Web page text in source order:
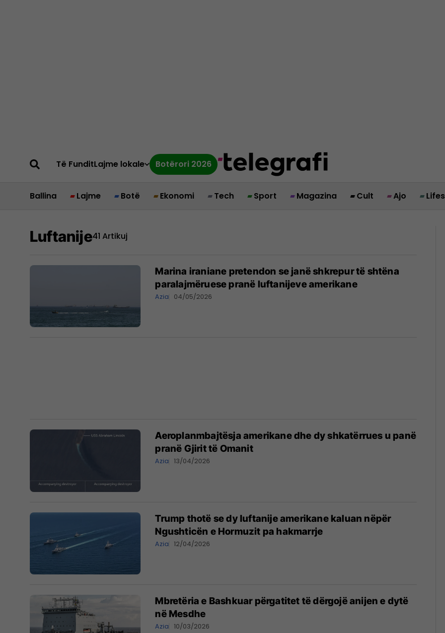
Të FunditLajme lokale Botërori 2026
Ballina Lajme Botë Ekonomi Tech Sport Magazina Cult Ajo
Luftanije41 Artikuj
Marina iraniane pretendon se janë shkrepur të shtëna
paralajmëruese pranë luftanijeve amerikane
Azia 04/05/2026
Aeroplanmbajtësja amerikane dhe dy shkatërrues u panë
pranë Gjirit të Omanit
Azia 13/04/2026
Trump thotë se dy luftanije amerikane kaluan nëpër
Ngushticën e Hormuzit pa hakmarrje
Azia 12/04/2026
Mbretëria e Bashkuar përgatitet të dërgojë anijen e dytë
në Mesdhe
Azia 10/03/2026